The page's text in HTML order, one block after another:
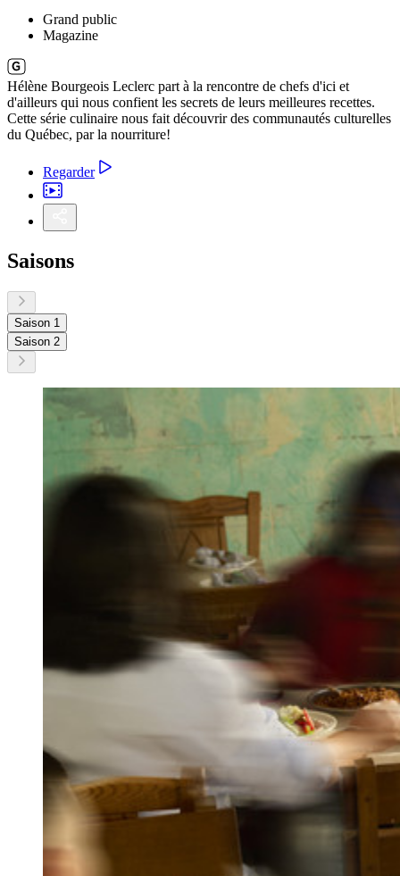
Grand public
Magazine
Hélène Bourgeois Leclerc part à la rencontre de chefs d'ici et
d'ailleurs qui nous confient les secrets de leurs meilleures recettes.
Cette série culinaire nous fait découvrir des communautés culturelles
du Québec, par la nourriture!
Regarder
Saisons
Saison 1
Saison 2